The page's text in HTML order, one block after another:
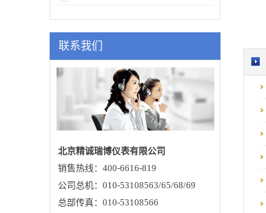
的。关于这种状况能
够选用敲击与手压
法。所谓的“敲击”即
是对或许发作毛病的
部位，经过小橡皮鎯
头或别的敲击物轻轻
击打插件板或部件，
错或停机毛病。所谓
现时，关上电源后对
插的部件和插头和座
从头用手压牢，再开
机试试是不是会消除
联系我们
北京精诚瑞博仪表有限公司
销售热线：400-6616-819
公司总机：010-53108563/65/68/69
总部传真：010-53108566